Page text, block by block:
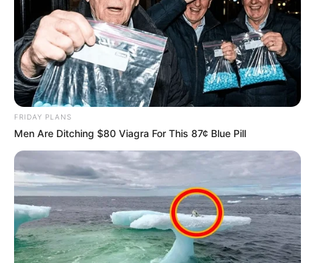
E-mail*
Mensagem*
BUSCAR
DESTAQUES
FRIDAY PLANS
Men Are Ditching $80 Viagra For This 87¢ Blue Pill